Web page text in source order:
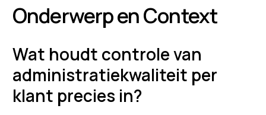
Onderwerp en Context
Wat houdt controle van
administratiekwaliteit per
klant precies in?